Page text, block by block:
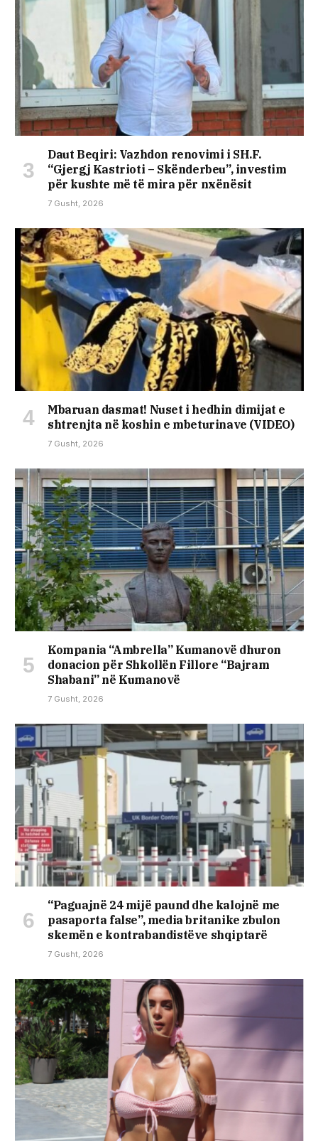
Daut Beqiri: Vazhdon renovimi i SH.F.
“Gjergj Kastrioti – Skënderbeu”, investim
për kushte më të mira për nxënësit
7 Gusht, 2026
Mbaruan dasmat! Nuset i hedhin dimijat e
shtrenjta në koshin e mbeturinave (VIDEO)
7 Gusht, 2026
Kompania “Ambrella” Kumanovë dhuron
donacion për Shkollën Fillore “Bajram
Shabani” në Kumanovë
7 Gusht, 2026
“Paguajnë 24 mijë paund dhe kalojnë me
pasaporta false”, media britanike zbulon
skemën e kontrabandistëve shqiptarë
7 Gusht, 2026